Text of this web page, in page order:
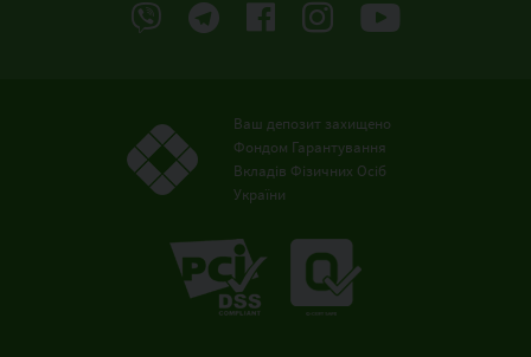
Ваш депозит захищено
Фондом Гарантування
Вкладів Фізичних Осіб
України